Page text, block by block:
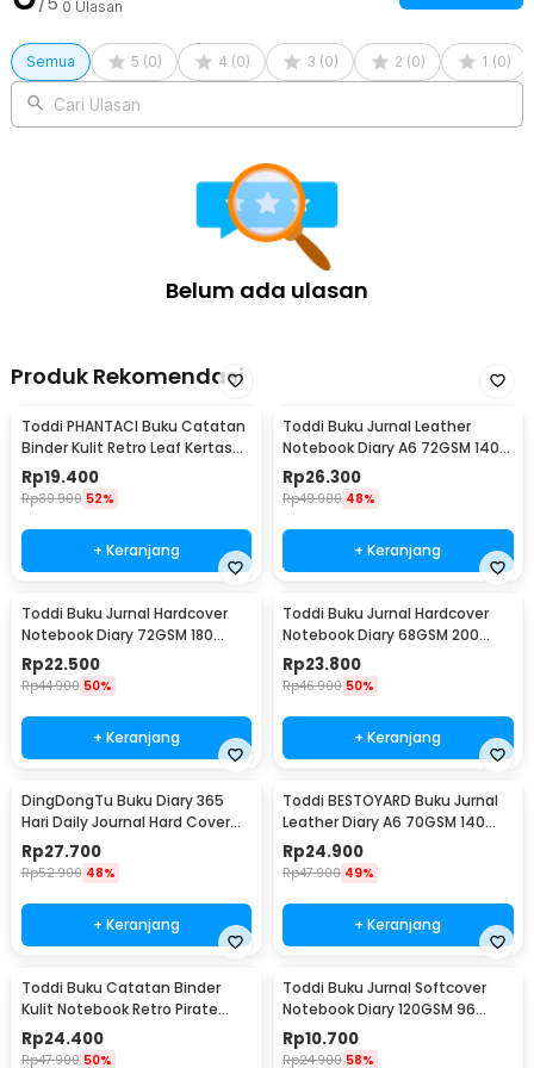
0 Ulasan
Semua 5 (0) 4 (0) 3 (0) 2 (0) 1 (0)
Cari Ulasan
Belum ada ulasan
Produk Rekomendasi
Toddi PHANTACI Buku Catatan
Binder Kulit Retro Leaf Kertas
B7 - ZB-20
Rp19.400
Rp39.900 52%
+ Keranjang
Toddi Buku Jurnal Leather
Notebook Diary A6 72GSM 140
Halaman Blank - ZB-30
Rp26.300
Rp49.900 48%
+ Keranjang
Toddi Buku Jurnal Hardcover
Notebook Diary 72GSM 180
Halaman Lined - CW-24
Rp22.500
Rp44.900 50%
+ Keranjang
Toddi Buku Jurnal Hardcover
Notebook Diary 68GSM 200
Halaman Lined - CW-28
Rp23.800
Rp46.900 50%
+ Keranjang
DingDongTu Buku Diary 365
Hari Daily Journal Hard Cover
128 Lembar - DDT-4083
Rp27.700
Rp52.900 48%
+ Keranjang
Toddi BESTOYARD Buku Jurnal
Leather Diary A6 70GSM 140
Halaman Blank - ZB-45
Rp24.900
Rp47.900 49%
+ Keranjang
Toddi Buku Catatan Binder
Kulit Notebook Retro Pirate
Compass - ZB-45
Rp24.400
Rp47.900 50%
Toddi Buku Jurnal Softcover
Notebook Diary 120GSM 96
Halaman Blank - BQ-14
Rp10.700
Rp24.900 58%